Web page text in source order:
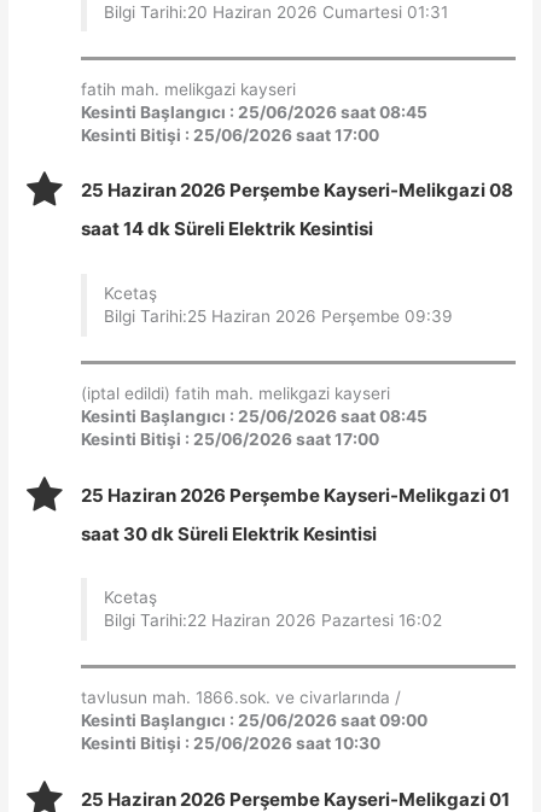
Bilgi Tarihi:20 Haziran 2026 Cumartesi 01:31
fatih mah. melikgazi kayseri
Kesinti Başlangıcı : 25/06/2026 saat 08:45
Kesinti Bitişi : 25/06/2026 saat 17:00
25 Haziran 2026 Perşembe Kayseri-Melikgazi 08
saat 14 dk Süreli Elektrik Kesintisi
Kcetaş
Bilgi Tarihi:25 Haziran 2026 Perşembe 09:39
(iptal edildi) fatih mah. melikgazi kayseri
Kesinti Başlangıcı : 25/06/2026 saat 08:45
Kesinti Bitişi : 25/06/2026 saat 17:00
25 Haziran 2026 Perşembe Kayseri-Melikgazi 01
saat 30 dk Süreli Elektrik Kesintisi
Kcetaş
Bilgi Tarihi:22 Haziran 2026 Pazartesi 16:02
tavlusun mah. 1866.sok. ve civarlarında /
Kesinti Başlangıcı : 25/06/2026 saat 09:00
Kesinti Bitişi : 25/06/2026 saat 10:30
25 Haziran 2026 Perşembe Kayseri-Melikgazi 01